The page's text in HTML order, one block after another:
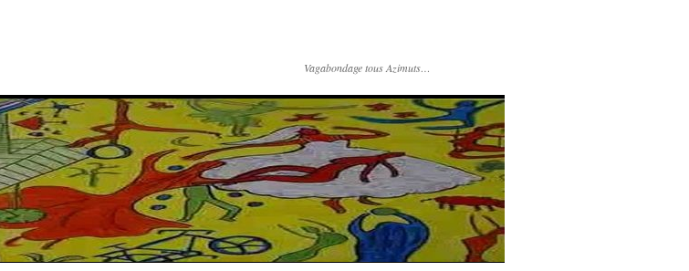
Vagabondage tous Azimuts…